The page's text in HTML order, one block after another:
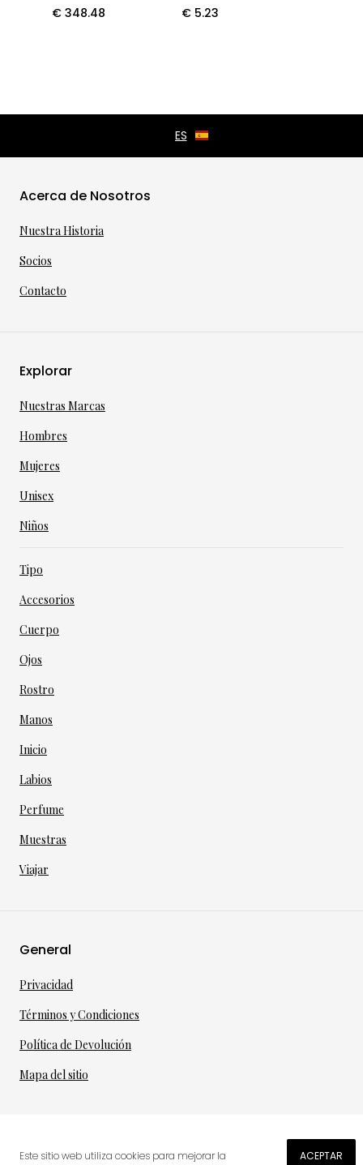
€ 348.48 € 5.23
Acerca de Nosotros
Nuestra Historia
Socios
Contacto
Explorar
Nuestras Marcas
Hombres
Mujeres
Unisex
Niños
Tipo
Accesorios
Cuerpo
Ojos
Rostro
Manos
Inicio
Labios
Perfume
Muestras
Viajar
General
Privacidad
Términos y Condiciones
Política de Devolución
Mapa del sitio
© 2026 per toi gmbh
Este sitio web utiliza cookies para mejorar la ACEPTAR